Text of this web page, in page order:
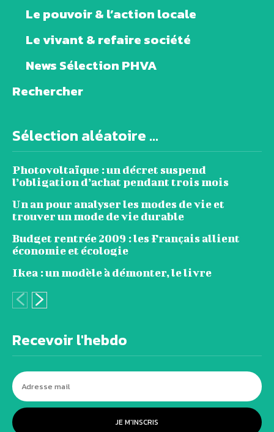
Le pouvoir & l’action locale
Le vivant & refaire société
News Sélection PHVA
Rechercher
Sélection aléatoire ...
Photovoltaïque : un décret suspend
l’obligation d’achat pendant trois mois
Un an pour analyser les modes de vie et
trouver un mode de vie durable
Budget rentrée 2009 : les Français allient
économie et écologie
Ikea : un modèle à démonter, le livre
Recevoir l'hebdo
JE M'INSCRIS